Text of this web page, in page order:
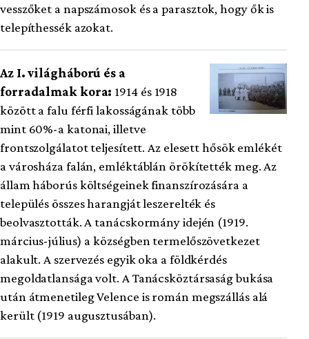
vesszőket a napszámosok és a parasztok, hogy ők is
telepíthessék azokat.
Az I. világháború és a
forradalmak kora: 1914 és 1918
között a falu férfi lakosságának több
mint 60%-a katonai, illetve
frontszolgálatot teljesített. Az elesett hősök emlékét
a városháza falán, emléktáblán örökítették meg. Az
állam háborús költségeinek finanszírozására a
település összes harangját leszerelték és
beolvasztották. A tanácskormány idején (1919.
március-július) a községben termelőszövetkezet
alakult. A szervezés egyik oka a földkérdés
megoldatlansága volt. A Tanácsköztársaság bukása
után átmenetileg Velence is román megszállás alá
került (1919 augusztusában).